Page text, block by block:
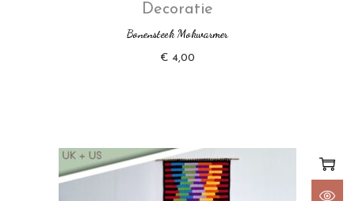
Decoratie
Bonensteek Mokwarmer
€ 4,00